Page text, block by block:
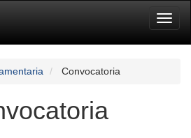
Convocatoria